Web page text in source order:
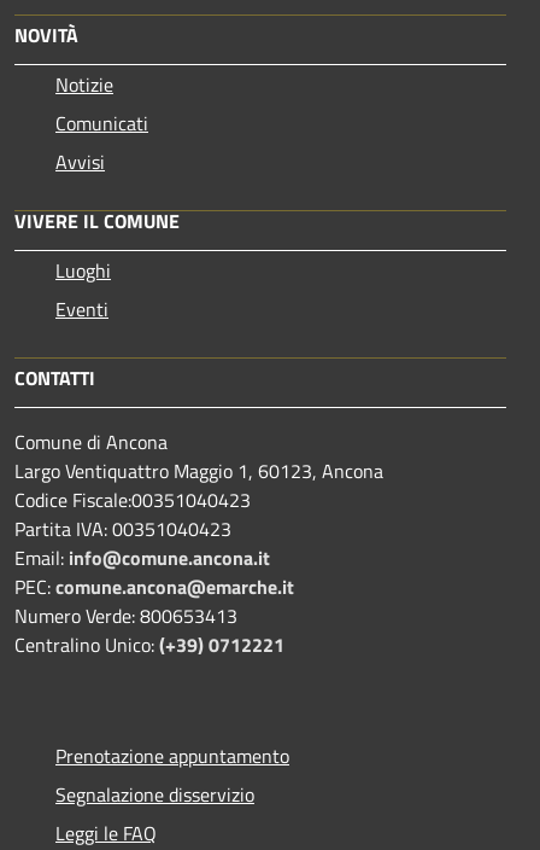
NOVITÀ
Notizie
Comunicati
Avvisi
VIVERE IL COMUNE
Luoghi
Eventi
CONTATTI
Comune di Ancona
Largo Ventiquattro Maggio 1, 60123, Ancona
Codice Fiscale:00351040423
Partita IVA: 00351040423
Email: info@comune.ancona.it
PEC:comune.ancona@emarche.it
Numero Verde: 800653413
Centralino Unico:(+39) 0712221
Prenotazione appuntamento
Segnalazione disservizio
Leggi le FAQ